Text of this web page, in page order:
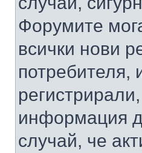
Форумите
всички нови
потребителя,
информация
случай, че